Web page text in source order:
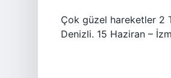
Çok güzel hareketler 2
Denizli. 15 Haziran –